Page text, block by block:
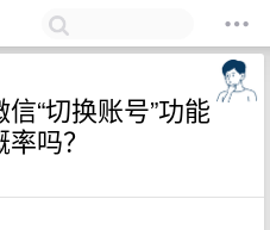
“切换账号”功能
吗？